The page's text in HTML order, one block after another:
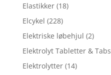
Elastikker (18)
Elcykel (228)
Elektriske løbehjul (2)
Elektrolyt Tabletter & Tabs
Elektrolytter (14)